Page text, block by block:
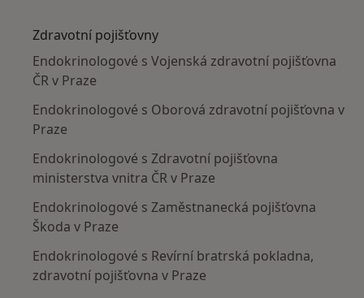
Zdravotní pojišťovny
Endokrinologové s Vojenská zdravotní pojišťovna
ČR v Praze
Endokrinologové s Oborová zdravotní pojišťovna v
Praze
Endokrinologové s Zdravotní pojišťovna
ministerstva vnitra ČR v Praze
Endokrinologové s Zaměstnanecká pojišťovna
Škoda v Praze
Endokrinologové s Revírní bratrská pokladna,
zdravotní pojišťovna v Praze